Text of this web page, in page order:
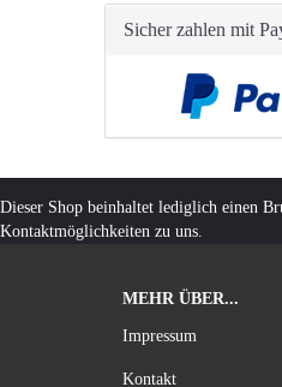
Sicher zahlen mit
Dieser Shop beinhaltet lediglich einen
Kontaktmöglichkeiten zu uns.
MEHR ÜBER...
Impressum
Kontakt